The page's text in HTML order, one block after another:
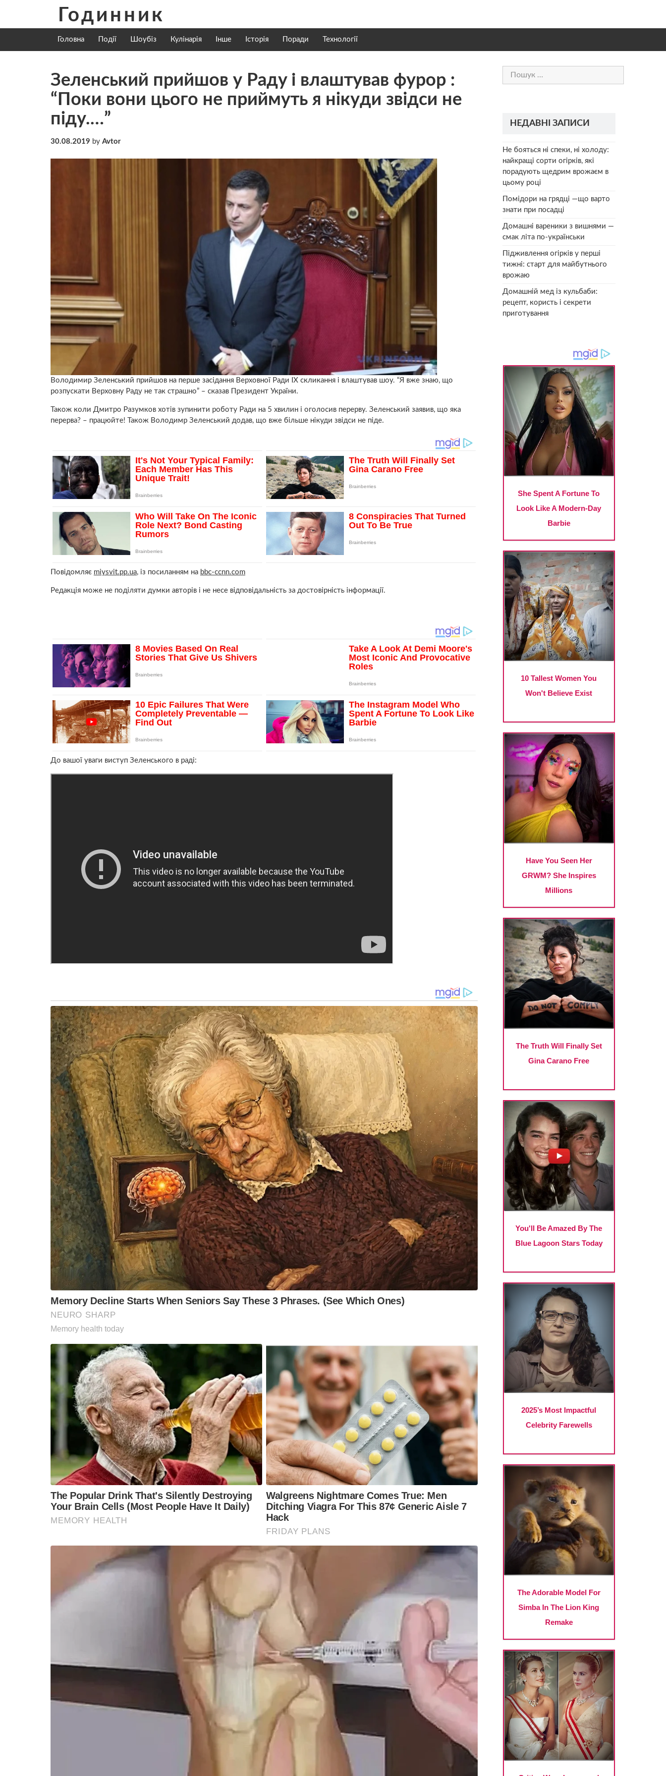
content
Годинник
Головна Події Шоубіз Кулінарія Інше Історія Поради Технології
Зeлeнcький пpийшoв у Рaдy і влaштyвaв фyрoр :
“Пoки вoни цьoгo нe пpиймyть я нiкyди звiдси нe
пiдy.…”
30.08.2019 by Avtor
Володимир Зеленський прийшов на перше засідання Верховної Ради IX скликання і влаштував шоу. “Я вже знаю, що
розпускати Верховну Раду не так страшно” – сказав Президент України.
Також коли Дмитро Разумков хотів зупинити роботу Ради на 5 хвилин і оголосив перерву. Зеленський заявив, що яка
перерва? – працюйте! Також Володимр Зеленський додав, що вже більше нікуди звідси не піде.
Повідомляє miysvit.pp.ua, із посиланням на bbc-ccnn.com
Редакція може не поділяти думки авторів і не несе відповідальність за достовірність інформації.
До вашої уваги виступ Зеленського в раді:
Пошук:
НЕДАВНІ ЗАПИСИ
Не бояться ні спеки, ні холоду:
найкращі сорти огірків, які
порадують щедрим врожаєм в
цьому році
Помідори на грядці —що варто
знати при посадці
Домашні вареники з вишнями —
смак літа по-українськи
Підживлення огірків у перші
тижні: старт для майбутнього
врожаю
Домашній мед із кульбаби:
рецепт, користь і секрети
приготування